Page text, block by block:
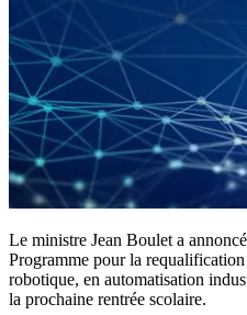
Le ministre Jean Boulet a
Programme pour la
robotique, en automatisation
la prochaine rentrée scolaire.